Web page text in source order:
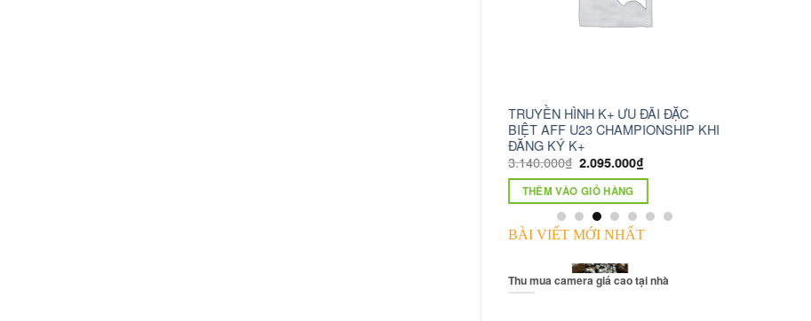
TRUYỀN HÌNH K+ ƯU ĐÃI ĐẶC
BIỆT AFF U23 CHAMPIONSHIP KHI
2.095.000₫
camera wifi xoay 360 c6n
1.230.000₫ 750.000
THÊM VÀO GIỎ HÀNG
BÀI VIẾT MỚI NHẤT
Thu mua camera giá cao tại nhà